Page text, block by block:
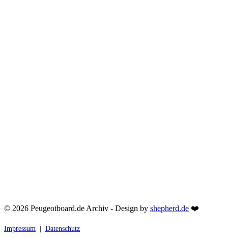
© 2026 Peugeotboard.de Archiv - Design by shepherd.de ❤️
Impressum | Datenschutz